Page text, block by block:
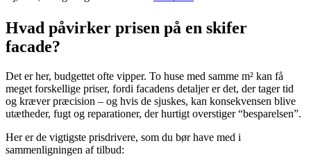
Hvad påvirker prisen på en skifer
facade?
Det er her, budgettet ofte vipper. To huse med samme m² kan få
meget forskellige priser, fordi facadens detaljer er det, der tager tid
og kræver præcision – og hvis de sjuskes, kan konsekvensen blive
utætheder, fugt og reparationer, der hurtigt overstiger “besparelsen”.
Her er de vigtigste prisdrivere, som du bør have med i
sammenligningen af tilbud: